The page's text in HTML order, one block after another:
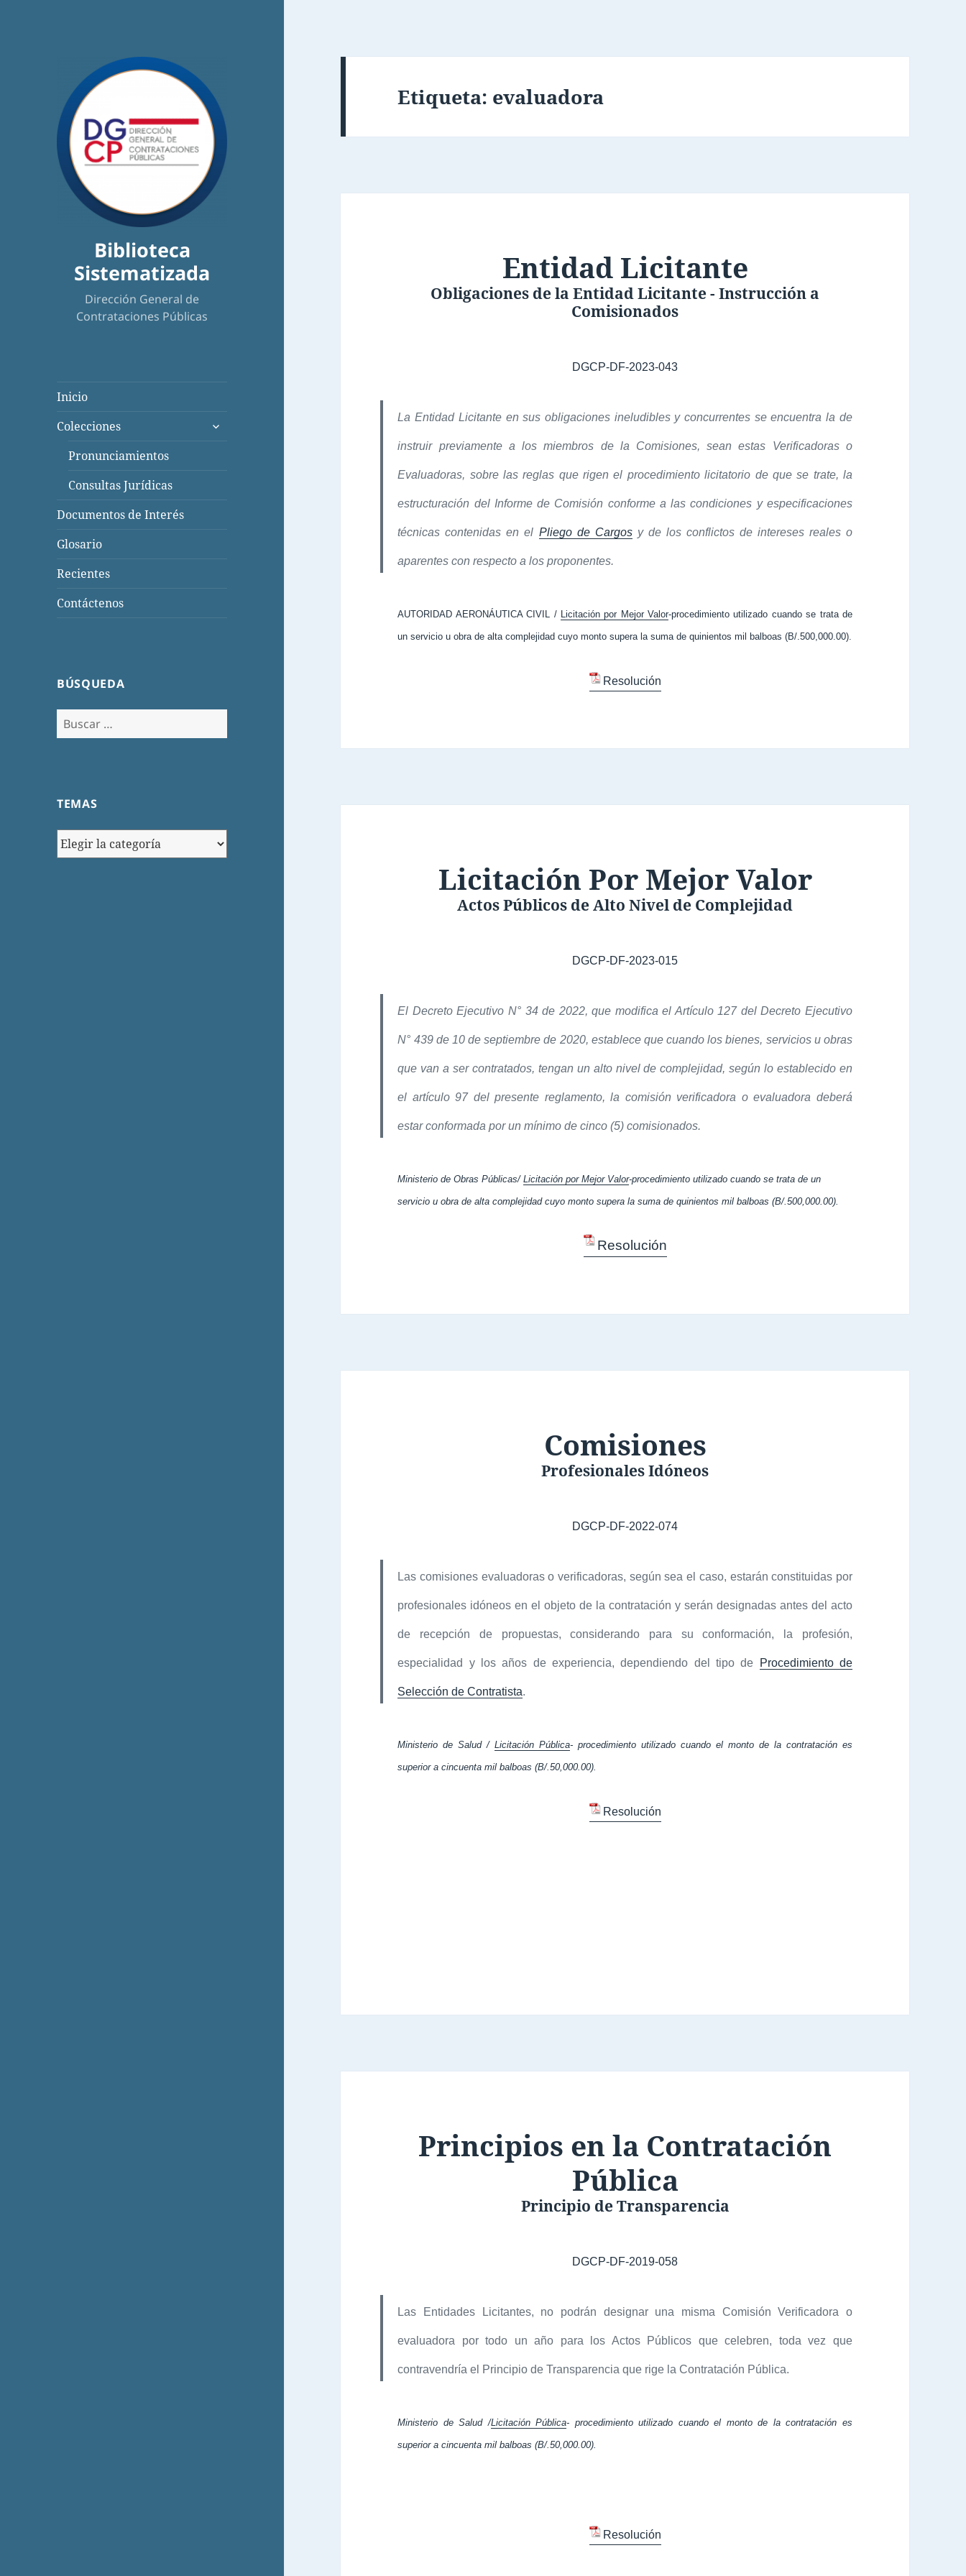
Biblioteca
Sistematizada
Dirección General de
Contrataciones Públicas
Inicio
Colecciones
expande
Pronunciamientos
Consultas Jurídicas
Documentos de Interés
Glosario
Recientes
Contáctenos
BÚSQUEDA
Buscar:
TEMAS
TEMAS
Etiqueta: evaluadora
Entidad Licitante
Obligaciones de la Entidad Licitante - Instrucción a
Comisionados
DGCP-DF-2023-043
La Entidad Licitante en sus obligaciones ineludibles y concurrentes se encuentra la de
instruir previamente a los miembros de la Comisiones, sean estas Verificadoras o
Evaluadoras, sobre las reglas que rigen el procedimiento licitatorio de que se trate, la
estructuración del Informe de Comisión conforme a las condiciones y especificaciones
técnicas contenidas en el Pliego de Cargosy de los conflictos de intereses reales o
aparentes con respecto a los proponentes.
AUTORIDAD AERONÁUTICA CIVIL / Licitación por Mejor Valor-procedimiento utilizado cuando se trata de
un servicio u obra de alta complejidad cuyo monto supera la suma de quinientos mil balboas (B/.500,000.00).
Resolución
Licitación Por Mejor Valor
Actos Públicos de Alto Nivel de Complejidad
DGCP-DF-2023-015
El Decreto Ejecutivo N° 34 de 2022, que modifica el Artículo 127 del Decreto Ejecutivo
N° 439 de 10 de septiembre de 2020, establece que cuando los bienes, servicios u obras
que van a ser contratados, tengan un alto nivel de complejidad,según lo establecido en
el artículo 97 del presente reglamento, la comisión verificadora o evaluadora deberá
estar conformada por un mínimo de cinco (5)comisionados.
Ministerio de Obras Públicas/Licitación por Mejor Valor-procedimiento utilizado cuando se trata de un
servicio u obra de alta complejidad cuyo monto supera la suma de quinientos mil balboas (B/.500,000.00).
Resolución
Comisiones
Profesionales Idóneos
DGCP-DF-2022-074
Las comisiones evaluadoras o verificadoras, según sea el caso, estarán constituidas por
profesionales idóneos en el objeto de la contratación y serán designadas antes del acto
de recepción de propuestas, considerando para su conformación, la profesión,
especialidad y los años de experiencia, dependiendo del tipo de Procedimiento de
Selección de Contratista.
Ministerio de Salud /Licitación Pública- procedimiento utilizado cuando el monto de la contratación es
superior a cincuenta mil balboas (B/.50,000.00).
Resolución
Principios en la Contratación
Pública
Principio de Transparencia
DGCP-DF-2019-058
Las Entidades Licitantes, no podrán designar una misma Comisión Verificadora o
evaluadora por todo un año para los Actos Públicos que celebren, toda vez que
contravendría el Principio de Transparencia que rige la Contratación Pública.
Ministerio de Salud /Licitación Pública- procedimiento utilizado cuando el monto de la contratación es
superior a cincuenta mil balboas (B/.50,000.00).
Resolución